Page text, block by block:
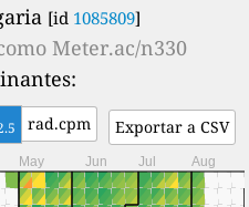
[id 1085809]
Meter.ac/n330
rad.cpm Exportar a CSV
May Jun Jul Aug